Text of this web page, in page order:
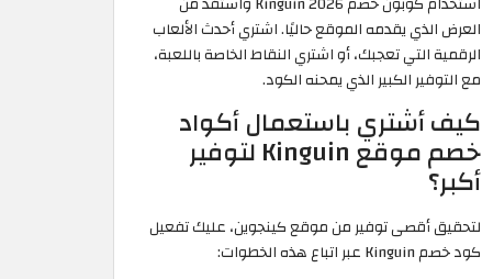
العرض الذي يقدمه الموقع حاليًا. اشتري أحدث الألعاب
الرقمية التي تعجبك، أو اشتري النقاط الخاصة باللعبة،
مع التوفير الكبير الذي يمحنه الكود.
كيف أشتري باستعمال أكواد
خصم موقع Kinguin لتوفير
أكبر؟
لتحقيق أقصى توفير من موقع كينجوين، عليك تفعيل
كود خصم Kinguin عبر اتباع هذه الخطوات: